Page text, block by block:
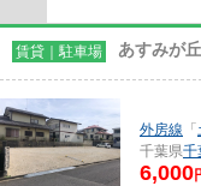
賃貸｜駐車場 あすみが
外房線 「
千葉県千
6,000